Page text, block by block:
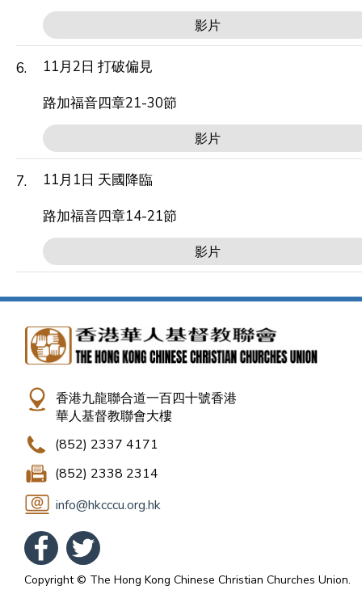
影片
6.
11月2日 打破偏見
路加福音四章21-30節
影片
7.
11月1日 天國降臨
路加福音四章14-21節
影片
香港九龍聯合道一百四十號香港
華人基督教聯會大樓
(852) 2337 4171
(852) 2338 2314
info@hkcccu.org.hk
Copyright © The Hong Kong Chinese Christian Churches Union.